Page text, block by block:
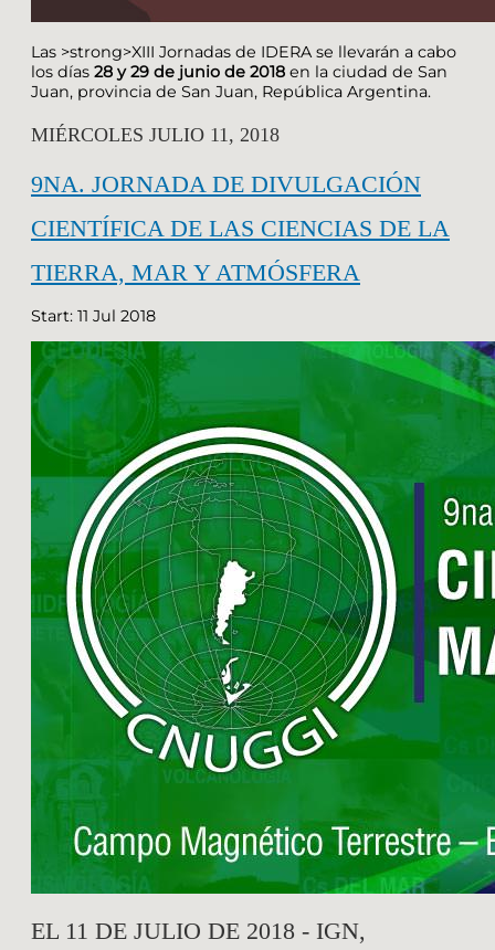
Las >strong>XIII Jornadas de IDERA se llevarán a cabo
los días 28 y 29 de junio de 2018 en la ciudad de San
Juan, provincia de San Juan, República Argentina.
MIÉRCOLES JULIO 11, 2018
9NA. JORNADA DE DIVULGACIÓN
CIENTÍFICA DE LAS CIENCIAS DE LA
TIERRA, MAR Y ATMÓSFERA
Start: 11 Jul 2018
EL 11 DE JULIO DE 2018 - IGN,